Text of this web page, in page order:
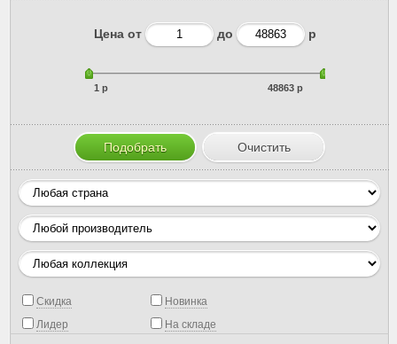
Цена от до р
1 р 48863 р
Скидка
Новинка
Лидер
На складе